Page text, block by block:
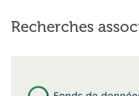
Recherches